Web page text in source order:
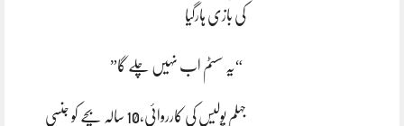
کی بازی ہارگیا
“یہ سسٹم اب نہیں چلے گا”
جہلم پولیس کی کارروائی،10 سالہ بچے کو جنسی